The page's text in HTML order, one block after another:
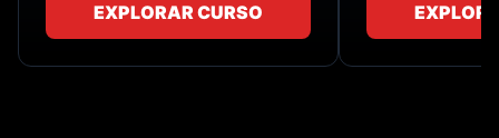
EXPLORAR CURSO